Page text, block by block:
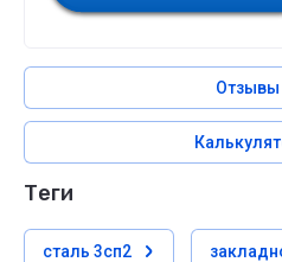
Отзывы
теги
сталь 3сп2